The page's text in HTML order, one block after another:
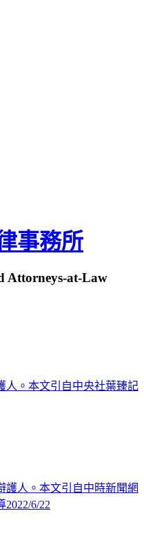
事務所
Attorneys-at-Law
人。本文引自中央社葉臻記
護人。本文引自中時新聞網
2022/6/22